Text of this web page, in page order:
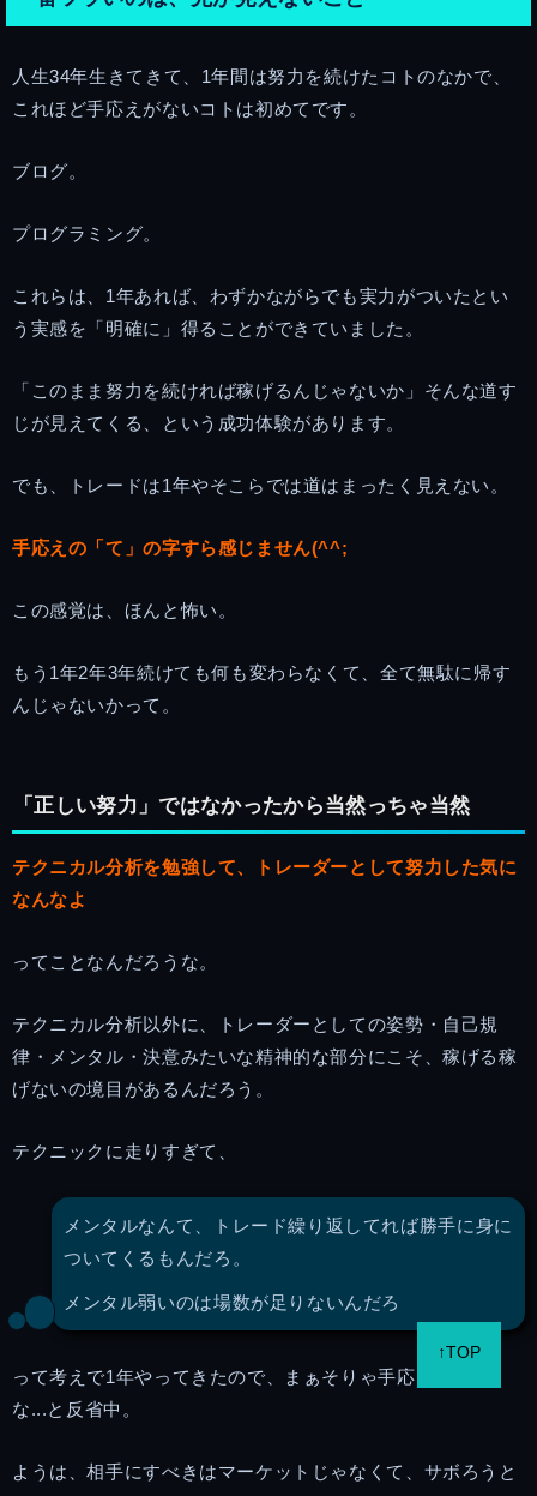
人生34年生きてきて、1年間は努力を続けたコトのなかで、
これほど手応えがないコトは初めてです。
ブログ。
プログラミング。
これらは、1年あれば、わずかながらでも実力がついたとい
う実感を「明確に」得ることができていました。
「このまま努力を続ければ稼げるんじゃないか」そんな道す
じが見えてくる、という成功体験があります。
でも、トレードは1年やそこらでは道はまったく見えない。
手応えの「て」の字すら感じません(^^;
この感覚は、ほんと怖い。
もう1年2年3年続けても何も変わらなくて、全て無駄に帰す
んじゃないかって。
「正しい努力」ではなかったから当然っちゃ当然
テクニカル分析を勉強して、トレーダーとして努力した気に
なんなよ
ってことなんだろうな。
テクニカル分析以外に、トレーダーとしての姿勢・自己規
律・メンタル・決意みたいな精神的な部分にこそ、稼げる稼
げないの境目があるんだろう。
テクニックに走りすぎて、
メンタルなんて、トレード繰り返してれば勝手に身に
ついてくるもんだろ。
メンタル弱いのは場数が足りないんだろ
って考えで1年やってきたので、まぁそりゃ手応えないよ
な...と反省中。
ようは、相手にすべきはマーケットじゃなくて、サボろうと
↑TOP